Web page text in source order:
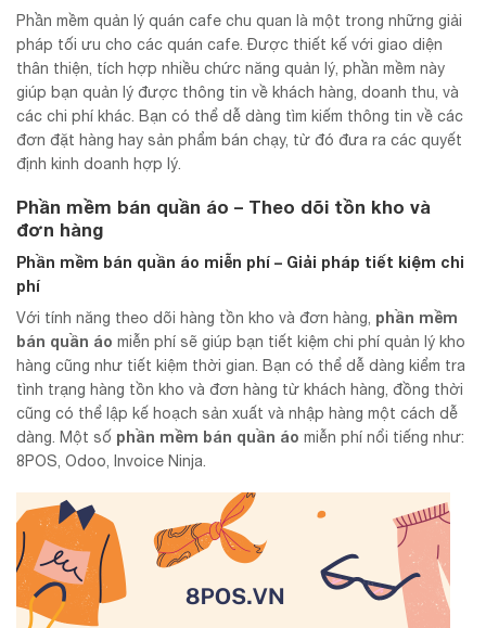
Phần mềm quản lý quán cafe chu quan là một trong những giải
pháp tối ưu cho các quán cafe. Được thiết kế với giao diện
thân thiện, tích hợp nhiều chức năng quản lý, phần mềm này
giúp bạn quản lý được thông tin về khách hàng, doanh thu, và
các chi phí khác. Bạn có thể dễ dàng tìm kiếm thông tin về các
đơn đặt hàng hay sản phẩm bán chạy, từ đó đưa ra các quyết
định kinh doanh hợp lý.
Phần mềm bán quần áo – Theo dõi tồn kho và
đơn hàng
Phần mềm bán quần áo miễn phí – Giải pháp tiết kiệm chi
phí
Với tính năng theo dõi hàng tồn kho và đơn hàng, phần mềm
bán quần áo miễn phí sẽ giúp bạn tiết kiệm chi phí quản lý kho
hàng cũng như tiết kiệm thời gian. Bạn có thể dễ dàng kiểm tra
tình trạng hàng tồn kho và đơn hàng từ khách hàng, đồng thời
cũng có thể lập kế hoạch sản xuất và nhập hàng một cách dễ
dàng. Một số phần mềm bán quần áo miễn phí nổi tiếng như:
8POS, Odoo, Invoice Ninja.